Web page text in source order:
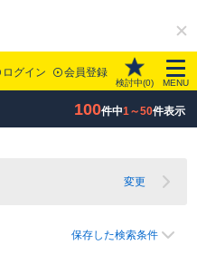
ログイン 会員登録
検討中(0) MENU
100件中1～50件表示
変更
保存した検索条件